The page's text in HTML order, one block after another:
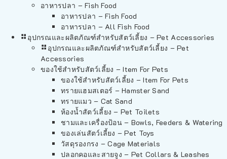
อาหารปลา – Fish Food
อาหารปลา – Fish Food
อาหารปลา – All Fish Food
อุปกรณและผลิตภัณฑ์สำหรับสัตว์เลี้ยง – Pet Accessories
อุปกรณและผลิตภัณฑ์สำหรับสัตว์เลี้ยง – Pet
Accessories
ของใช้สำหรับสัตว์เลี้ยง – Item For Pets
ของใช้สำหรับสัตว์เลี้ยง – Item For Pets
ทรายแฮมสเตอร์ – Hamster Sand
ทรายแมว – Cat Sand
ห้องน้ำสัตว์เลี้ยง – Pet Toilets
ชามและเครื่องป้อน – Bowls, Feeders & Watering
ของเล่นสัตว์เลี้ยง – Pet Toys
วัสดุรองกรง – Cage Materials
ปลอกคอและสายจูง – Pet Collars & Leashes